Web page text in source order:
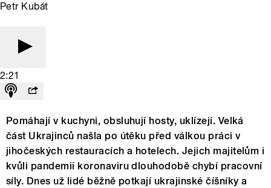
Petr Kubát
2:21
Pomáhají v kuchyni, obsluhují hosty, uklízejí. Velká
část Ukrajinců našla po útěku před válkou práci v
jihočeských restauracích a hotelech. Jejich majitelům i
kvůli pandemii koronaviru dlouhodobě chybí pracovní
síly. Dnes už lidé běžně potkají ukrajinské číšníky a